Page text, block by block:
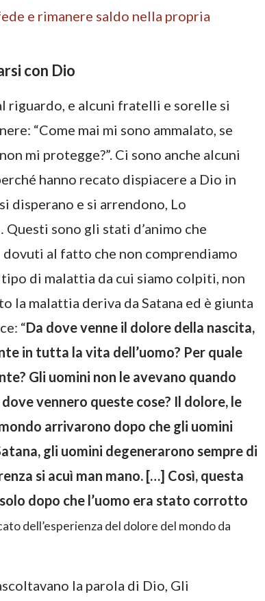
e rimanere saldo nella propria
con Dio
riguardo, e alcuni fratelli e sorelle si
“Come mai mi sono ammalato, se
mi protegge?”. Ci sono anche alcuni
hanno recato dispiacere a Dio in
disperano e si arrendono, Lo
sono gli stati d’animo che
al fatto che non comprendiamo
di malattia da cui siamo colpiti, non
la malattia deriva da Satana ed è giunta
“Da dove venne il dolore della nascita,
in tutta la vita dell’uomo? Per quale
Gli uomini non le avevano quando
vennero queste cose? Il dolore, le
arrivarono dopo che gli uomini
gli uomini degenerarono sempre di
si acuì man mano. […] Così, questa
dopo che l’uomo era stato corrotto
dell’esperienza del dolore del mondo da
la parola di Dio, Gli